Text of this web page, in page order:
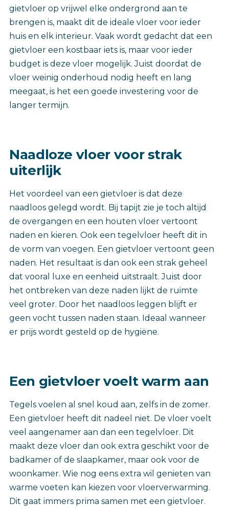
gietvloer op vrijwel elke ondergrond aan te
brengen is, maakt dit de ideale vloer voor ieder
huis en elk interieur. Vaak wordt gedacht dat een
gietvloer een kostbaar iets is, maar voor ieder
budget is deze vloer mogelijk. Juist doordat de
vloer weinig onderhoud nodig heeft en lang
meegaat, is het een goede investering voor de
langer termijn.
Naadloze vloer voor strak
uiterlijk
Het voordeel van een gietvloer is dat deze
naadloos gelegd wordt. Bij tapijt zie je toch altijd
de overgangen en een houten vloer vertoont
naden en kieren. Ook een tegelvloer heeft dit in
de vorm van voegen. Een gietvloer vertoont geen
naden. Het resultaat is dan ook een strak geheel
dat vooral luxe en eenheid uitstraalt. Juist door
het ontbreken van deze naden lijkt de ruimte
veel groter. Door het naadloos leggen blijft er
geen vocht tussen naden staan. Ideaal wanneer
er prijs wordt gesteld op de hygiëne.
Een gietvloer voelt warm aan
Tegels voelen al snel koud aan, zelfs in de zomer.
Een gietvloer heeft dit nadeel niet. De vloer voelt
veel aangenamer aan dan een tegelvloer. Dit
maakt deze vloer dan ook extra geschikt voor de
badkamer of de slaapkamer, maar ook voor de
woonkamer. Wie nog eens extra wil genieten van
warme voeten kan kiezen voor vloerverwarming.
Dit gaat immers prima samen met een gietvloer.